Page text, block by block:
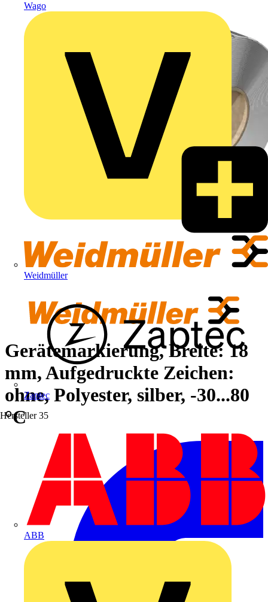
Wago
Weidmüller
Zaptec
Hersteller 35
ABB
Gerätemarkierung, Breite: 18
mm, Aufgedruckte Zeichen:
ohne, Polyester, silber, -30...80
°C